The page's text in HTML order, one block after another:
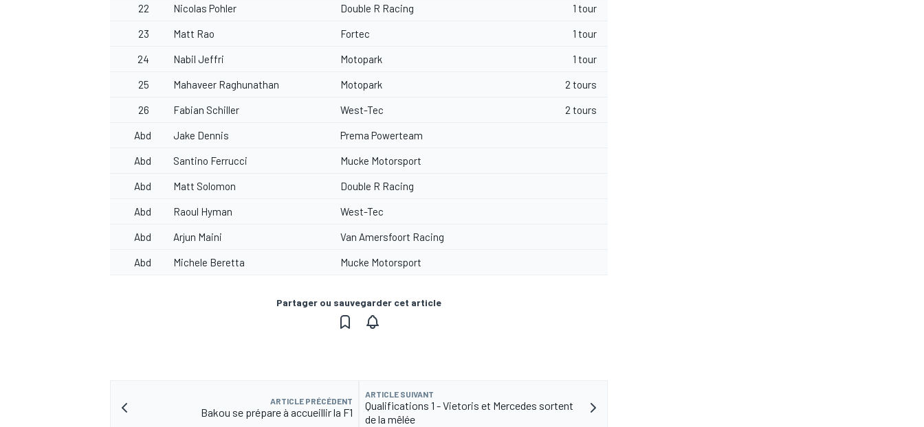
22 Nicolas Pohler Double R Racing 1 tour
23 Matt Rao Fortec 1 tour
24 Nabil Jeffri Motopark 1 tour
25 Mahaveer Raghunathan Motopark 2 tours
26 Fabian Schiller West-Tec 2 tours
Abd Jake Dennis Prema Powerteam
Abd Santino Ferrucci Mucke Motorsport
Abd Matt Solomon Double R Racing
Abd Raoul Hyman West-Tec
Abd Arjun Maini Van Amersfoort Racing
Abd Michele Beretta Mucke Motorsport
Partager ou sauvegarder cet article
ARTICLE PRÉCÉDENT
Bakou se prépare à accueillir la F1
ARTICLE SUIVANT
Qualifications 1 - Vietoris et Mercedes sortent
de la mêlée